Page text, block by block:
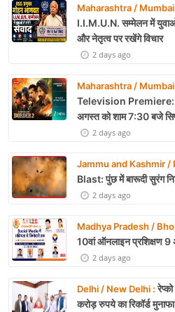
Maharashtra / Mumbai
I.I.M.U.N. सम्मेलन में युवाओं
और नेतृत्व पर रखेंगे विचार
2 days ago
Maharashtra / Mumbai
Television Premiere:
अगस्त को शाम 7:30 बजे
बॉर्डर 22 days ago
Jammu and Kashmir /
Blast: पुंछ में बारूदी सुरंग
2 days ago
Madhya Pradesh /
10वां ऑनलाइन प्रशिक्षण 9
2 days ago
Delhi / New Delhi :
करोड़ रुपये का रिकॉर्ड